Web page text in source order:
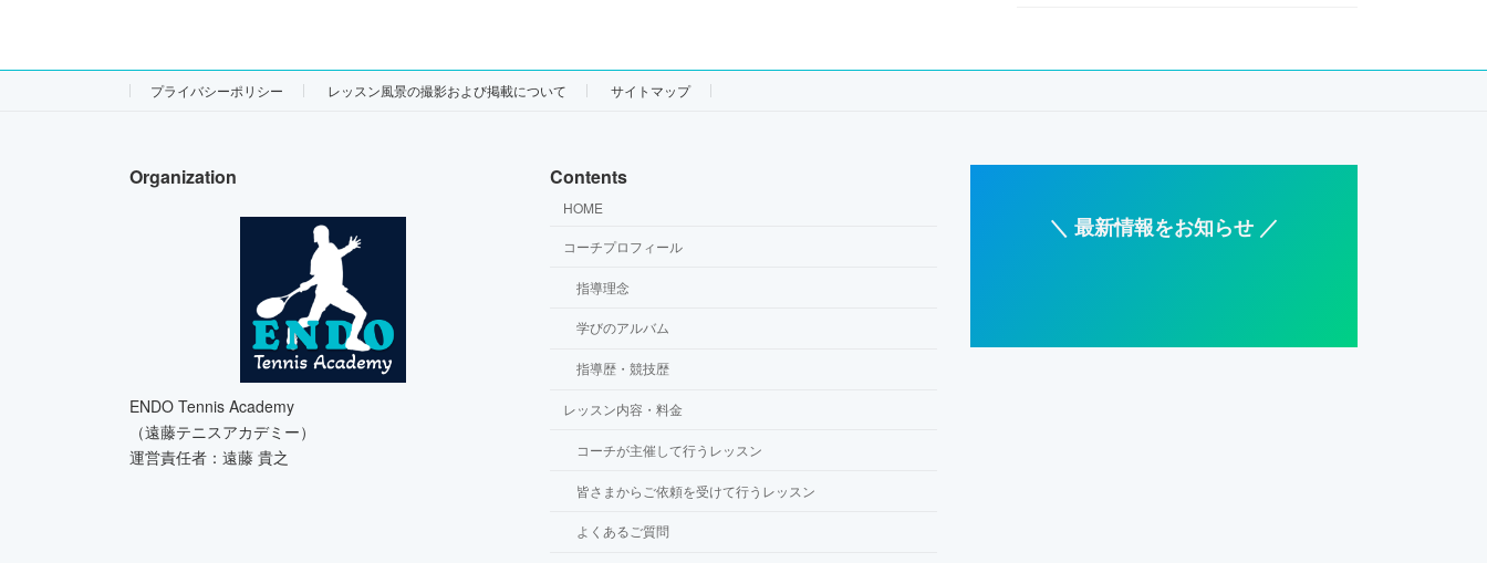
プライバシーポリシー レッスン風景の撮影および掲載について サイトマップ
Organization
ENDO Tennis Academy
（遠藤テニスアカデミー）
運営責任者：遠藤 貴之
Contents
HOME
コーチプロフィール
指導理念
学びのアルバム
指導歴・競技歴
レッスン内容・料金
コーチが主催して行うレッスン
皆さまからご依頼を受けて行うレッスン
よくあるご質問
＼ 最新情報をお知らせ ／
ク ク ク ク